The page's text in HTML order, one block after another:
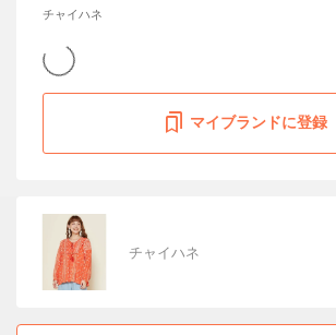
チャイハネ
マイブランドに登録
チャイハネ